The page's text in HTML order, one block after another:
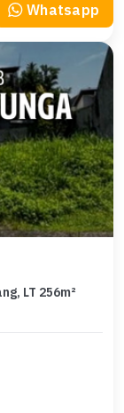
Whatsapp
LT 256m²